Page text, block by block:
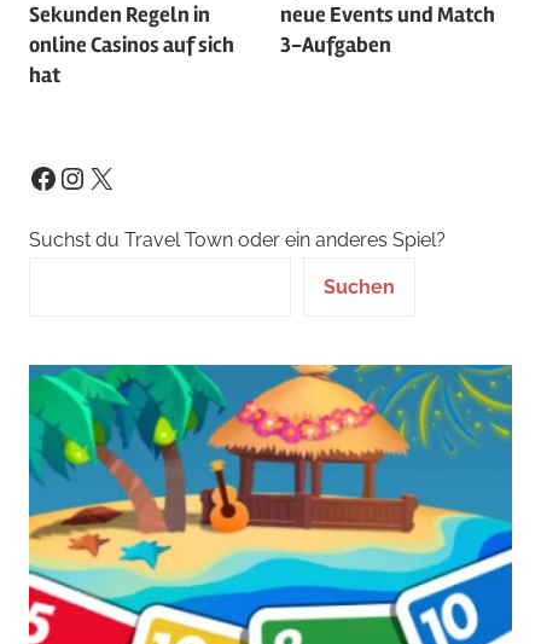
Sekunden Regeln in
online Casinos auf sich
hat
neue Events und Match
3-Aufgaben
Facebook
Instagram
X
Suchst du Travel Town oder ein anderes Spiel?
Suchen